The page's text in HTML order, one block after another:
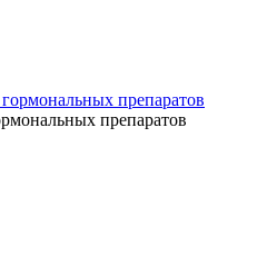
препаратов